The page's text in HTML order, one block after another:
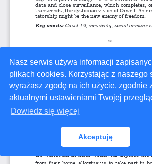
Nasz serwis używa informacji
plikach cookies. Korzystając z naszego
wyrażasz zgodę na ich użycie, zgodnie z
aktualnymi ustawieniami Twojej
Dowiedz się więcej
Akceptuję